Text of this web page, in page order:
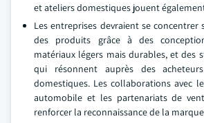
et ateliers domestiques jouent
Les entreprises devraient se
des produits grâce à des
matériaux légers mais durables, et des
qui résonnent auprès des
domestiques. Les collaborations avec
automobile et les partenariats de
renforcer la reconnaissance de la